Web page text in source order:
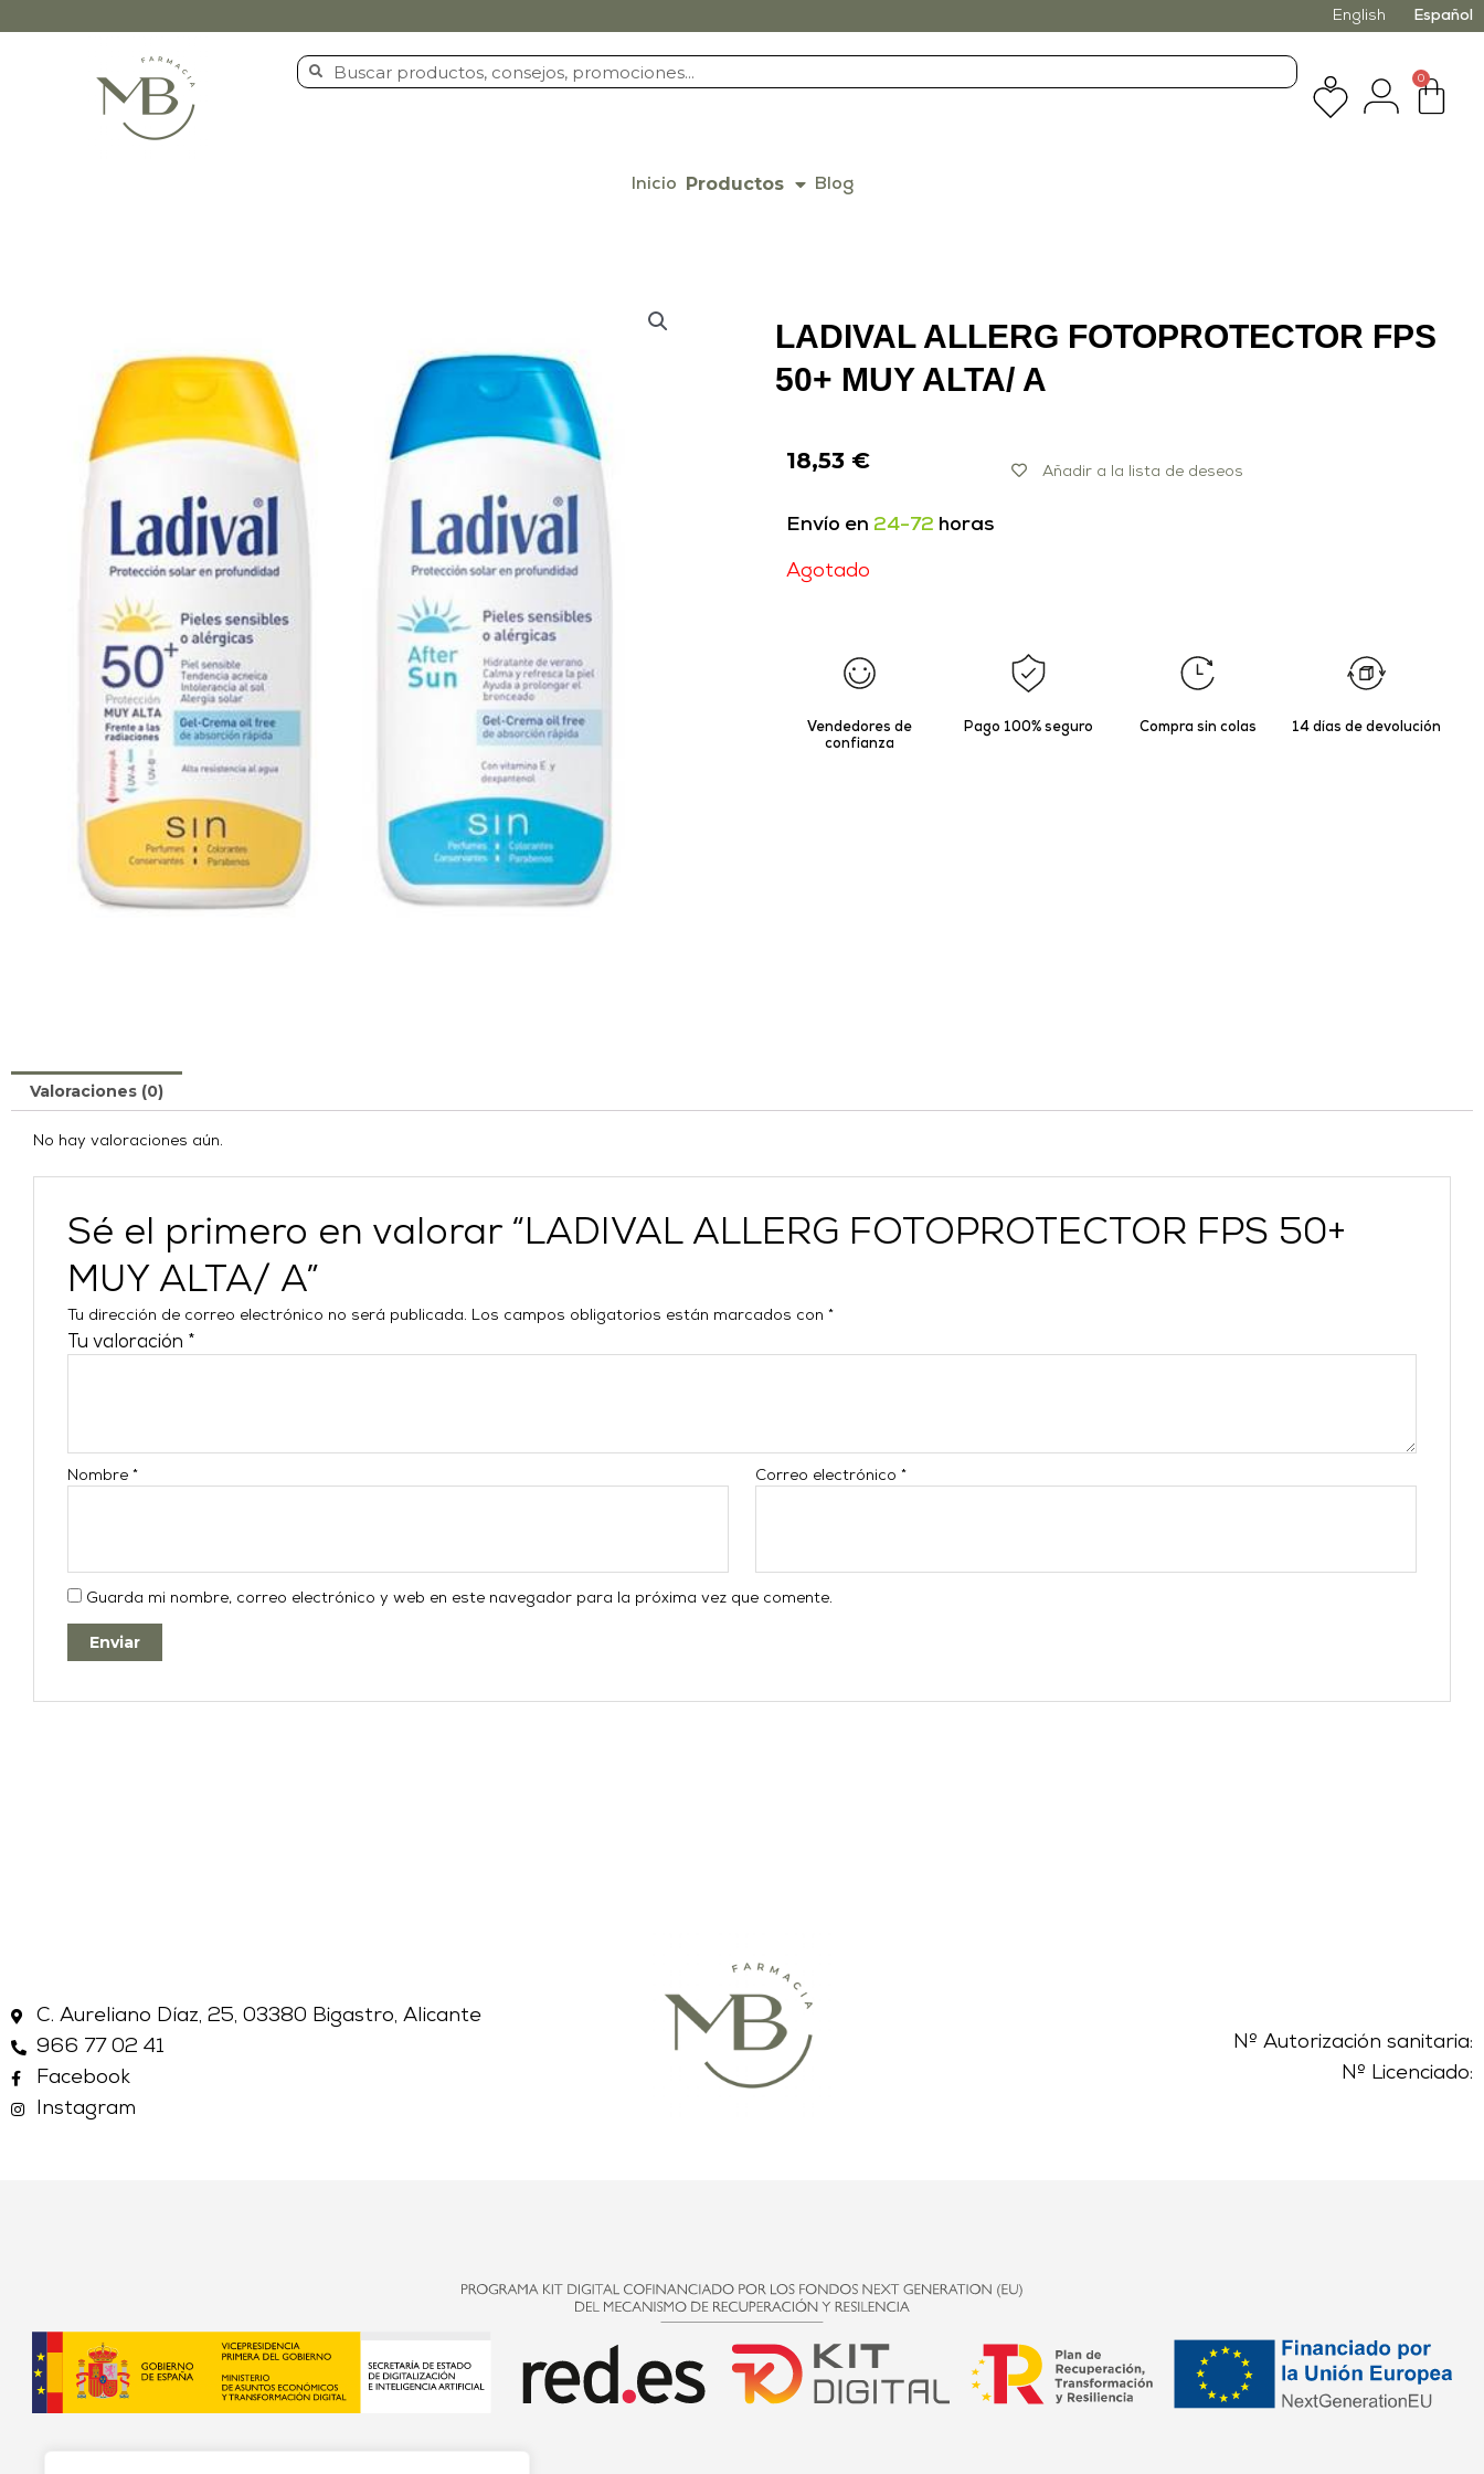
English Español
0
Inicio Productos Blog
LADIVAL ALLERG FOTOPROTECTOR FPS
50+ MUY ALTA/ A
18,53 € Añadir a la lista de deseos
Envío en 24-72 horas
Agotado
Vendedores de
confianza
Pago 100% seguro Compra sin colas 14 días de devolución
Valoraciones (0)
No hay valoraciones aún.
Sé el primero en valorar “LADIVAL ALLERG FOTOPROTECTOR FPS 50+
MUY ALTA/ A”
Tu dirección de correo electrónico no será publicada. Los campos obligatorios están marcados con*
Tu valoración *
Nombre* Correo electrónico*
Guarda mi nombre, correo electrónico y web en este navegador para la próxima vez que comente.
C. Aureliano Díaz, 25, 03380 Bigastro, Alicante
966 77 02 41
Facebook
Instagram
Nº Autorización sanitaria:
Nº Licenciado: